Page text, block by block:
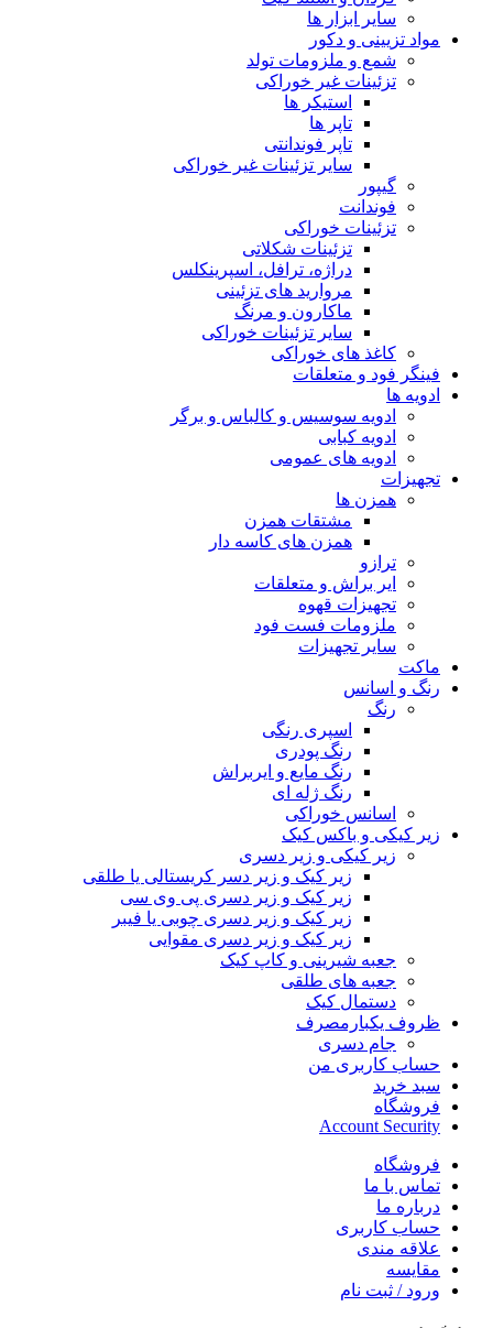
سایر ابزار ها
مواد تزیینی و دکور
شمع و ملزومات تولد
تزئینات غیر خوراکی
استیکر ها
تاپر ها
تاپر فوندانتی
سایر تزئینات غیر خوراکی
گیپور
فوندانت
تزئینات خوراکی
تزئینات شکلاتی
دراژه، ترافل، اسپرینکلس
مروارید های تزئینی
ماکارون و مرنگ
سایر تزئینات خوراکی
کاغذ های خوراکی
فینگر فود و متعلقات
ادویه ها
ادویه سوسیس و کالباس و برگر
ادویه کبابی
ادویه های عمومی
تجهیزات
همزن ها
مشتقات همزن
همزن های کاسه دار
ترازو
ایر براش و متعلقات
تجهیزات قهوه
ملزومات فست فود
سایر تجهیزات
ماکت
رنگ و اسانس
رنگ
اسپری رنگی
رنگ پودری
رنگ مایع و ایربراش
رنگ ژله ای
اسانس خوراکی
زیر کیکی و باکس کیک
زیر کیکی و زیر دسری
زیر کیک و زیر دسر کریستالی یا طلقی
زیر کیک و زیر دسری پی وی سی
زیر کیک و زیر دسری چوبی یا فیبر
زیر کیک و زیر دسری مقوایی
جعبه شیرینی و کاپ کیک
جعبه های طلقی
دستمال کیک
ظروف یکبارمصرف
جام دسری
حساب کاربری من
سبد خرید
فروشگاه
Account Security
فروشگاه
تماس با ما
درباره ما
حساب کاربری
علاقه مندی
مقایسه
ورود / ثبت نام